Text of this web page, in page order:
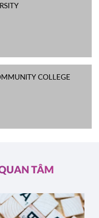
COLLEGE
TÂM